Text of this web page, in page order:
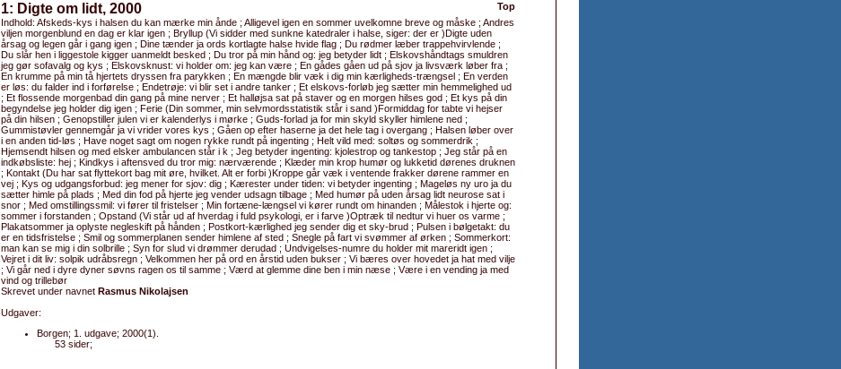
Top
1: Digte om lidt, 2000
Indhold: Afskeds-kys i halsen du kan mærke min ånde ; Alligevel igen en sommer uvelkomne breve og måske ; Andres
viljen morgenblund en dag er klar igen ; Bryllup (Vi sidder med sunkne katedraler i halse, siger: der er )Digte uden
årsag og legen går i gang igen ; Dine tænder ja ords kortlagte halse hvide flag ; Du rødmer læber trappehvirvlende ;
Du slår hen i liggestole kigger uanmeldt besked ; Du tror på min hånd og: jeg betyder lidt ; Elskovshåndtags smuldren
jeg gør sofavalg og kys ; Elskovsknust: vi holder om: jeg kan være ; En gådes gåen ud på sjov ja livsværk løber fra ;
En krumme på min tå hjertets dryssen fra parykken ; En mængde blir væk i dig min kærligheds-trængsel ; En verden
er løs: du falder ind i forførelse ; Endetrøje: vi blir set i andre tanker ; Et elskovs-forløb jeg sætter min hemmelighed ud
; Et flossende morgenbad din gang på mine nerver ; Et halløjsa sat på staver og en morgen hilses god ; Et kys på din
begyndelse jeg holder dig igen ; Ferie (Din sommer, min selvmordsstatistik står i sand )Formiddag for tabte vi hejser
på din hilsen ; Genopstiller julen vi er kalenderlys i mørke ; Guds-forlad ja for min skyld skyller himlene ned ;
Gummistøvler gennemgår ja vi vrider vores kys ; Gåen op efter haserne ja det hele tag i overgang ; Halsen løber over
i en anden tid-løs ; Have noget sagt om nogen rykke rundt på ingenting ; Helt vild med: soltøs og sommerdrik ;
Hjemsendt hilsen og med elsker ambulancen står i k ; Jeg betyder ingenting: kjolestrop og tankestop ; Jeg står på en
indkøbsliste: hej ; Kindkys i aftensved du tror mig: nærværende ; Klæder min krop humør og lukketid dørenes druknen
; Kontakt (Du har sat flyttekort bag mit øre, hvilket. Alt er forbi )Kroppe går væk i ventende frakker dørene rammer en
vej ; Kys og udgangsforbud: jeg mener for sjov: dig ; Kærester under tiden: vi betyder ingenting ; Mageløs ny uro ja du
sætter himle på plads ; Med din fod på hjerte jeg vender udsagn tilbage ; Med humør på uden årsag lidt neurose sat i
snor ; Med omstillingssmil: vi fører til fristelser ; Min fortæne-længsel vi kører rundt om hinanden ; Målestok i hjerte og:
sommer i forstanden ; Opstand (Vi står ud af hverdag i fuld psykologi, er i farve )Optræk til nedtur vi huer os varme ;
Plakatsommer ja oplyste negleskift på hånden ; Postkort-kærlighed jeg sender dig et sky-brud ; Pulsen i bølgetakt: du
er en tidsfristelse ; Smil og sommerplanen sender himlene af sted ; Snegle på fart vi svømmer af ørken ; Sommerkort:
man kan se mig i din solbrille ; Syn for slud vi drømmer derudad ; Undvigelses-numre du holder mit mareridt igen ;
Vejret i dit liv: solpik udråbsregn ; Velkommen her på ord en årstid uden bukser ; Vi bæres over hovedet ja hat med vilje
; Vi går ned i dyre dyner søvns ragen os til samme ; Værd at glemme dine ben i min næse ; Være i en vending ja med
vind og trillebør
Skrevet under navnet Rasmus Nikolajsen
Udgaver:
Borgen; 1. udgave; 2000(1).
53 sider;